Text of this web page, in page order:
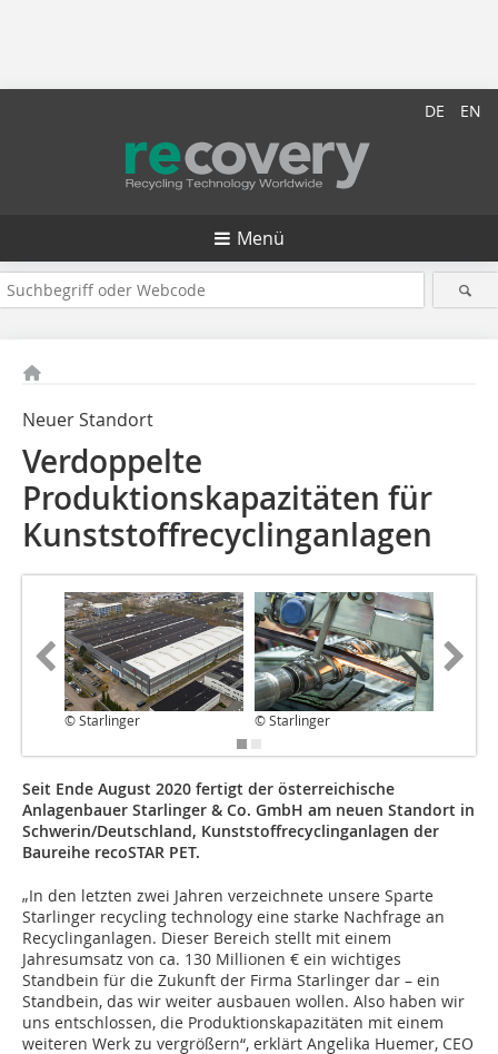
DE EN
Menü
Neuer Standort
Verdoppelte
Produktionskapazitäten für
Kunststoffrecyclinganlagen
© Starlinger © Starlinger
Seit Ende August 2020 fertigt der österreichische
Anlagenbauer Starlinger & Co. GmbH am neuen Standort in
Schwerin/Deutschland, Kunststoffrecyclinganlagen der
Baureihe recoSTAR PET.
„In den letzten zwei Jahren verzeichnete unsere Sparte
Starlinger recycling technology eine starke Nachfrage an
Recyclinganlagen. Dieser Bereich stellt mit einem
Jahresumsatz von ca. 130 Millionen € ein wichtiges
Standbein für die Zukunft der Firma Starlinger dar – ein
Standbein, das wir weiter ausbauen wollen. Also haben wir
uns entschlossen, die Produktionskapazitäten mit einem
weiteren Werk zu vergrößern“, erklärt Angelika Huemer, CEO